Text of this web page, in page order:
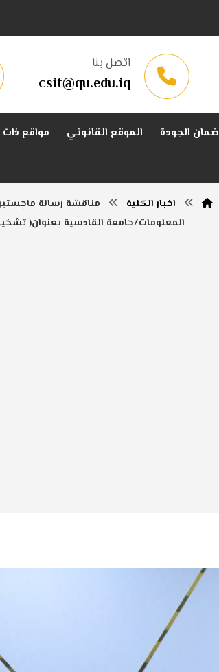
اتصل بنا
csit@qu.edu.iq
ضمان الجودة الموقع القانوني مواقع
اخبار الكلية
مناقشة رسالة
المعلومات/جامعة القادسية بعنوان(